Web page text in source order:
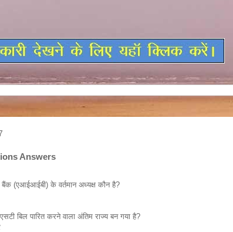
Answers
बैंक (एआईआईबी) के वर्तमान अध्यक्ष कौन है?
बिल पारित करने वाला अंतिम राज्य बन गया है?